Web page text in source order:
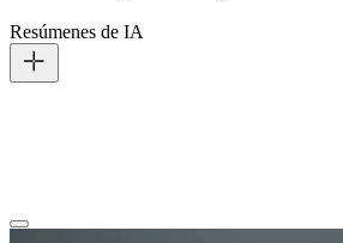
Resúmenes de IA